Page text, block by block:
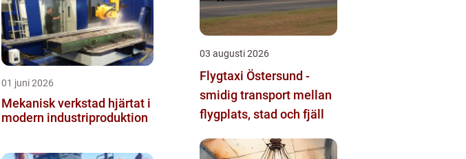
01 juni 2026
Mekanisk verkstad hjärtat i
modern industriproduktion
03 augusti 2026
Flygtaxi Östersund -
smidig transport mellan
flygplats, stad och fjäll